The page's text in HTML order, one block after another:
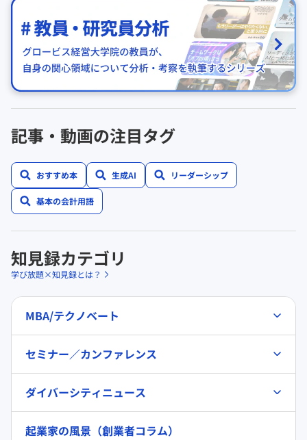
記事・動画の注目タグ
おすすめ本 生成AI リーダーシップ
基本の会計用語
知見録カテゴリ
学び放題×知見録とは？
MBA/テクノベート
セミナー／カンファレンス
ダイバーシティニュース
起業家の風景（創業者コラム）